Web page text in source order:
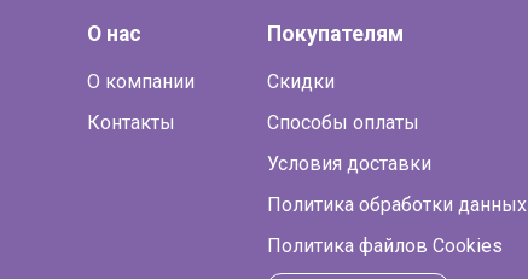
О нас
О компании
Контакты
Покупателям
Скидки
Способы оплаты
Условия доставки
Политика обработки данных
Политика файлов Cookies